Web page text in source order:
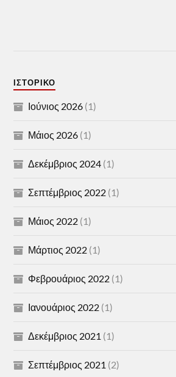
ΙΣΤΟΡΙΚΌ
Ιούνιος 2026 (1)
Μάιος 2026 (1)
Δεκέμβριος 2024 (1)
Σεπτέμβριος 2022 (1)
Μάιος 2022 (1)
Μάρτιος 2022 (1)
Φεβρουάριος 2022 (1)
Ιανουάριος 2022 (1)
Δεκέμβριος 2021 (1)
Σεπτέμβριος 2021 (2)